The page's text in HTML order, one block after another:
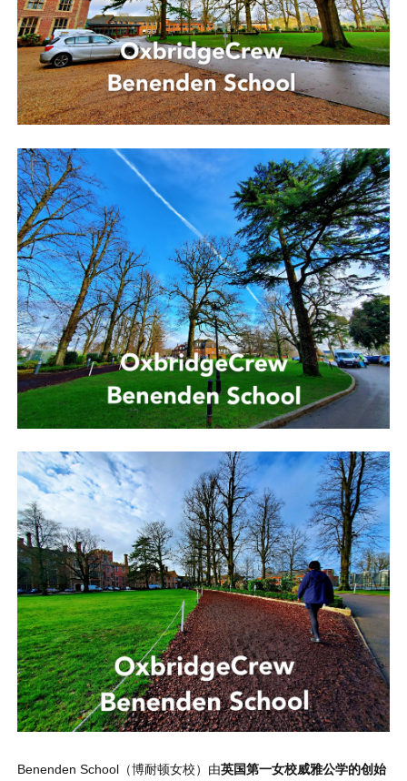
Benenden School（博耐顿女校）由英国第一女校威雅公学的创始